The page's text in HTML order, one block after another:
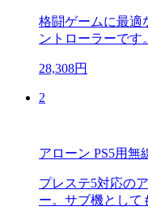
格闘ゲームに最適
ントローラーです。
28,308円
2
アローン PS5用無
プレステ5対応の
ー。サブ機として